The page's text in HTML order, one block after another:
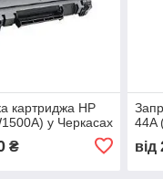
картриджа HP
у Черкасах
₴
44A
від